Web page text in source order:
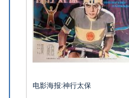
电影海报:神行太保